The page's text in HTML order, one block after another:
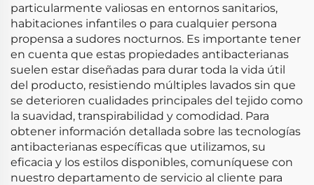
particularmente valiosas en entornos sanitarios,
habitaciones infantiles o para cualquier persona
propensa a sudores nocturnos. Es importante tener
en cuenta que estas propiedades antibacterianas
suelen estar diseñadas para durar toda la vida útil
del producto, resistiendo múltiples lavados sin que
se deterioren cualidades principales del tejido como
la suavidad, transpirabilidad y comodidad. Para
obtener información detallada sobre las tecnologías
antibacterianas específicas que utilizamos, su
eficacia y los estilos disponibles, comuníquese con
nuestro departamento de servicio al cliente para